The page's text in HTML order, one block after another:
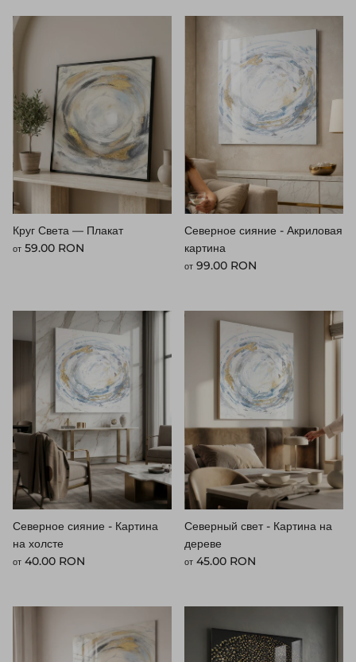
Круг Света — Плакат
Стандартная цена
от 59.00 RON
Северное сияние - Акриловая
картина
Стандартная цена
от 99.00 RON
Северное сияние - Картина
на холсте
Стандартная цена
от 40.00 RON
Северный свет - Картина на
дереве
Стандартная цена
от 45.00 RON